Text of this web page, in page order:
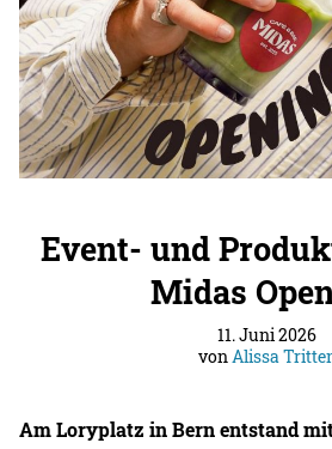
Event- und
Midas
11. Juni 2026
vonAlissa
Am Loryplatz in Bern entstand